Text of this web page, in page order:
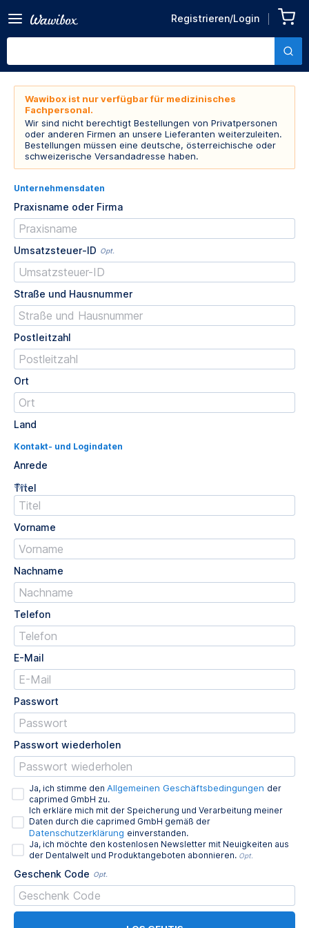
Registrieren/Login
Wawibox ist nur verfügbar für medizinisches
Fachpersonal.
Wir sind nicht berechtigt Bestellungen von Privatpersonen
oder anderen Firmen an unsere Lieferanten weiterzuleiten.
Bestellungen müssen eine deutsche, österreichische oder
schweizerische Versandadresse haben.
Unternehmensdaten
Praxisname oder Firma
Umsatzsteuer-ID Opt.
Straße und Hausnummer
Postleitzahl
Ort
Land
Kontakt- und Logindaten
Anrede
Titel
Opt.
Vorname
Nachname
Telefon
E-Mail
Passwort
Passwort wiederholen
Ja, ich stimme den Allgemeinen Geschäftsbedingungen der
caprimed GmbH zu.
Ich erkläre mich mit der Speicherung und Verarbeitung meiner
Daten durch die caprimed GmbH gemäß der
Datenschutzerklärung einverstanden.
Ja, ich möchte den kostenlosen Newsletter mit Neuigkeiten aus
der Dentalwelt und Produktangeboten abonnieren. Opt.
Geschenk Code Opt.